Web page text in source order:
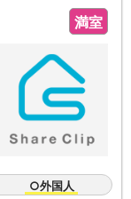
満室
○外国人